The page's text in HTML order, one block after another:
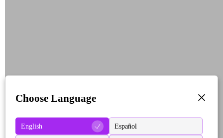
Choose Language
English Español